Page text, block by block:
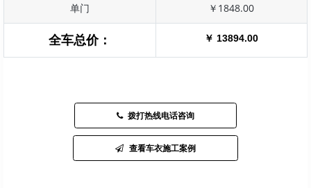
单门 ￥1848.00
全车总价： ￥ 13894.00
拨打热线电话咨询
查看车衣施工案例